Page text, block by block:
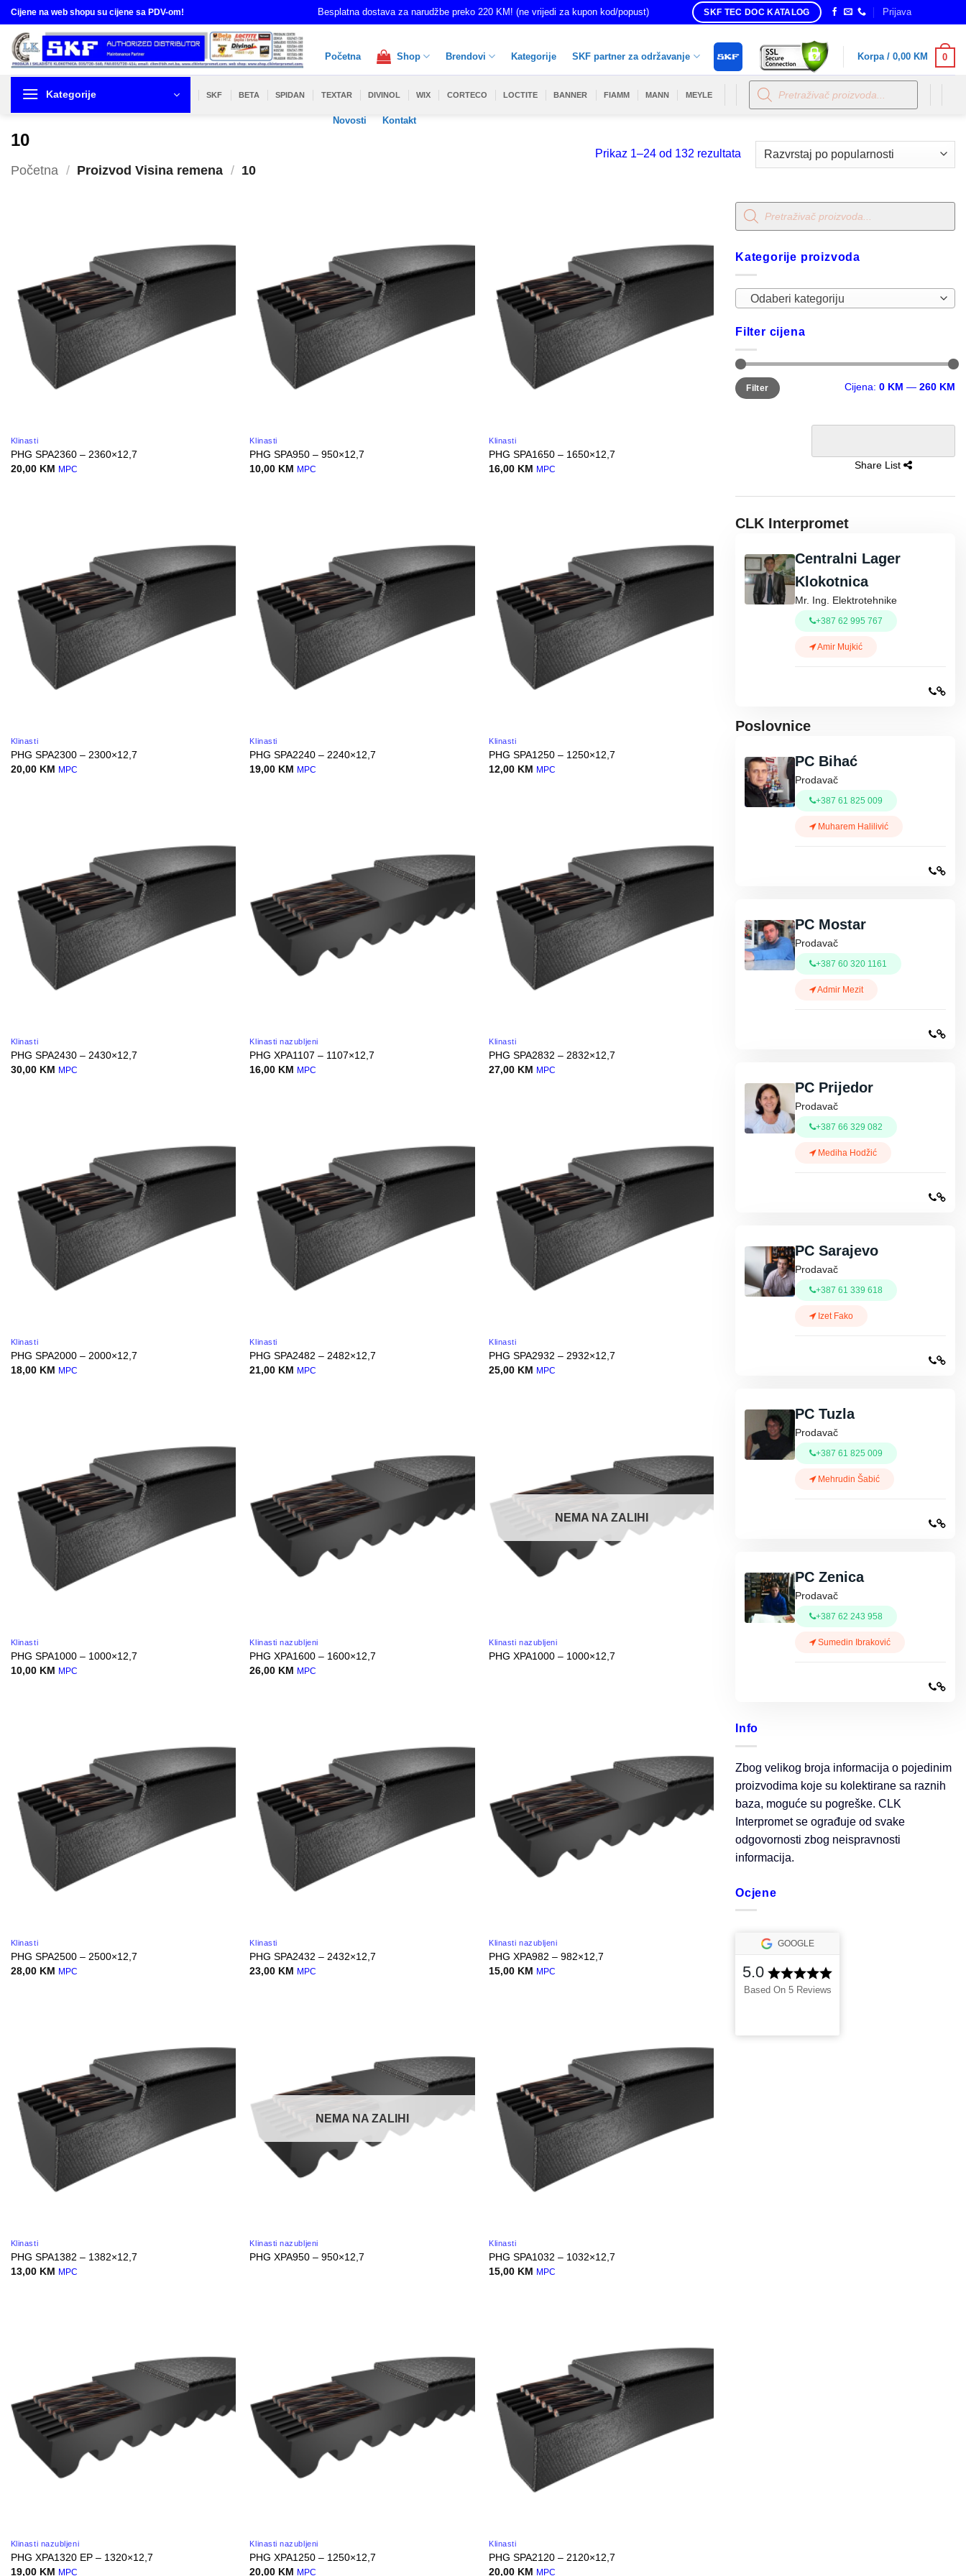
Skip
to
content
Cijene na web shopu su cijene sa PDV-om! Besplatna dostava za narudžbe preko 220 KM! (ne vrijedi za kupon kod/popust) SKF TEC DOC KATALOG Prijava
Početna Shop Brendovi Kategorije SKF partner za održavanje
Novosti Kontakt
Korpa / 0,00 KM 0
Kategorije SKF BETA SPIDAN TEXTAR DIVINOL WIX CORTECO LOCTITE BANNER FIAMM MANN MEYLE
Products
search
10
Početna / Proizvod Visina remena / 10
Prikaz 1–24 od 132 rezultataSorted
Klinasti
PHG SPA2360 – 2360×12,7
20,00 KM MPC
Klinasti
PHG SPA950 – 950×12,7
10,00 KM MPC
Klinasti
PHG SPA1650 – 1650×12,7
16,00 KM MPC
Klinasti
PHG SPA2300 – 2300×12,7
20,00 KM MPC
Klinasti
PHG SPA2240 – 2240×12,7
19,00 KM MPC
Klinasti
PHG SPA1250 – 1250×12,7
12,00 KM MPC
Klinasti
PHG SPA2430 – 2430×12,7
30,00 KM MPC
Klinasti nazubljeni
PHG XPA1107 – 1107×12,7
16,00 KM MPC
Klinasti
PHG SPA2832 – 2832×12,7
27,00 KM MPC
Klinasti
PHG SPA2000 – 2000×12,7
18,00 KM MPC
Klinasti
PHG SPA2482 – 2482×12,7
21,00 KM MPC
Klinasti
PHG SPA2932 – 2932×12,7
25,00 KM MPC
Klinasti
PHG SPA1000 – 1000×12,7
10,00 KM MPC
Klinasti nazubljeni
PHG XPA1600 – 1600×12,7
26,00 KM MPC
NEMA NA ZALIHI
Klinasti nazubljeni
PHG XPA1000 – 1000×12,7
Klinasti
PHG SPA2500 – 2500×12,7
28,00 KM MPC
Klinasti
PHG SPA2432 – 2432×12,7
23,00 KM MPC
Klinasti nazubljeni
PHG XPA982 – 982×12,7
15,00 KM MPC
Klinasti
PHG SPA1382 – 1382×12,7
13,00 KM MPC
NEMA NA ZALIHI
Klinasti nazubljeni
PHG XPA950 – 950×12,7
Klinasti
PHG SPA1032 – 1032×12,7
15,00 KM MPC
Klinasti nazubljeni
PHG XPA1320 EP – 1320×12,7
19,00 KM MPC
Klinasti nazubljeni
PHG XPA1250 – 1250×12,7
20,00 KM MPC
Klinasti
PHG SPA2120 – 2120×12,7
20,00 KM MPC
Products
search
Kategorije proizvoda
Odaberi kategoriju
Filter cijena
Minimalna
cijena
Maksimalna
cijena
Filter Cijena: 0 KM — 260 KM
Share List
CLK Interpromet
Centralni Lager
Klokotnica
Mr. Ing. Elektrotehnike
+387 62 995 767
Amir Mujkić
Poslovnice
PC Bihać
Prodavač
+387 61 825 009
Muharem Halilivić
PC Mostar
Prodavač
+387 60 320 1161
Admir Mezit
PC Prijedor
Prodavač
+387 66 329 082
Mediha Hodžić
PC Sarajevo
Prodavač
+387 61 339 618
Izet Fako
PC Tuzla
Prodavač
+387 61 825 009
Mehrudin Šabić
PC Zenica
Prodavač
+387 62 243 958
Sumedin Ibraković
Info
Zbog velikog broja informacija o pojedinim
proizvodima koje su kolektirane sa raznih
baza, moguće su pogreške. CLK
Interpromet se ograđuje od svake
odgovornosti zbog neispravnosti
informacija.
Ocjene
GOOGLE
5.0
Based On 5 Reviews